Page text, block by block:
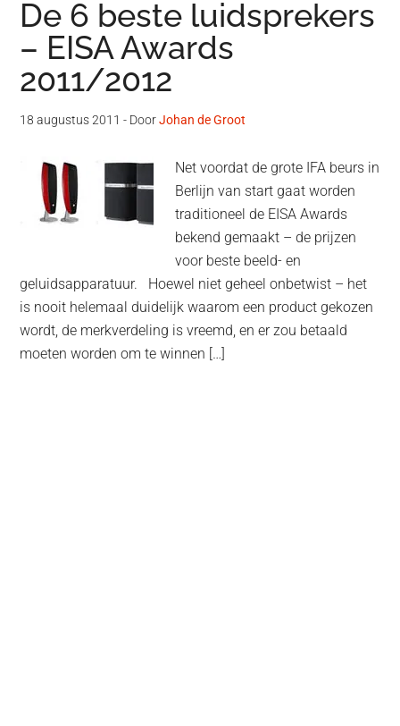
De 6 beste luidsprekers
– EISA Awards
2011/2012
18 augustus 2011 - DoorJohan de Groot
Net voordat de grote IFA beurs in
Berlijn van start gaat worden
traditioneel de EISA Awards
bekend gemaakt – de prijzen
voor beste beeld- en
geluidsapparatuur. Hoewel niet geheel onbetwist – het
is nooit helemaal duidelijk waarom een product gekozen
wordt, de merkverdeling is vreemd, en er zou betaald
moeten worden om te winnen […]